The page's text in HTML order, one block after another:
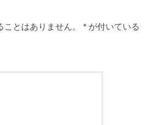
とはありません。 * が付いている